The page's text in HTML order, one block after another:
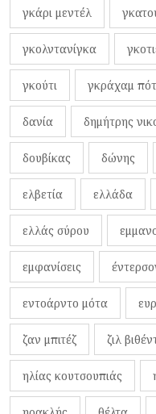
γκάρι μεντέλ
γκολντανίγκα
γκούτι γκράχαμ
δανία δημήτρης
δουβίκας δώνης
ελβετία ελλάδα
ελλάς σύρου
εμφανίσεις
εντοάρντο μότα
ζαν μπιτέζ ζιλ
ηλίας κουτσουπιάς